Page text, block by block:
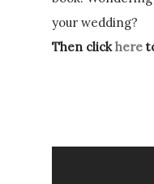
your wedding?
Then clickhere